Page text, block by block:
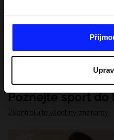
Poznejte sport do
Zkontrolujte všechny záznamy